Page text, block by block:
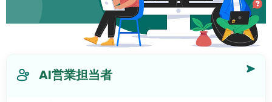
AI営業担当者